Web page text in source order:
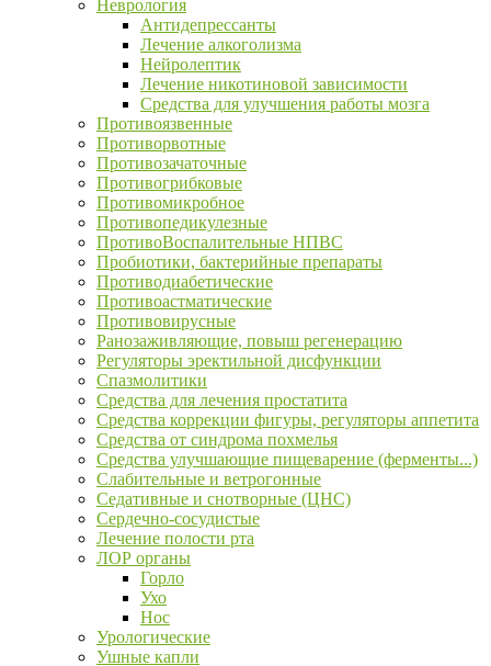
Неврология
Антидепрессанты
Лечение алкоголизма
Нейролептик
Лечение никотиновой зависимости
Средства для улучшения работы мозга
Противоязвенные
Противорвотные
Противозачаточные
Противогрибковые
Противомикробное
Противопедикулезные
ПротивоВоспалительные НПВС
Пробиотики, бактерийные препараты
Противодиабетические
Противоастматические
Противовирусные
Ранозаживляющие, повыш регенерацию
Регуляторы эректильной дисфункции
Спазмолитики
Средства для лечения простатита
Средства коррекции фигуры, регуляторы аппетита
Средства от синдрома похмелья
Средства улучшающие пищеварение (ферменты...)
Слабительные и ветрогонные
Седативные и снотворные (ЦНС)
Сердечно-сосудистые
Лечение полости рта
ЛОР органы
Горло
Ухо
Нос
Урологические
Ушные капли